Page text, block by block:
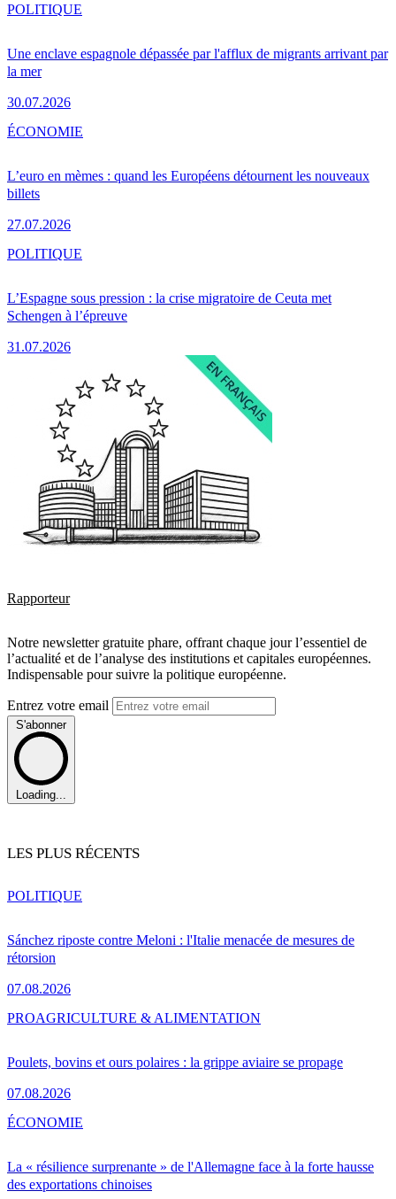
Une enclave espagnole dépassée par l'afflux de migrants arrivant par
la mer
30.07.2026
POLITIQUE
L’euro en mèmes : quand les Européens détournent les nouveaux
billets
27.07.2026
ÉCONOMIE
L’Espagne sous pression : la crise migratoire de Ceuta met
Schengen à l’épreuve
31.07.2026
POLITIQUE
Rapporteur
Notre newsletter gratuite phare, offrant chaque jour l’essentiel de
l’actualité et de l’analyse des institutions et capitales européennes.
Indispensable pour suivre la politique européenne.
Entrez votre email
S'abonner
Loading...
LES PLUS RÉCENTS
Sánchez riposte contre Meloni : l'Italie menacée de mesures de
rétorsion
07.08.2026
POLITIQUE
Poulets, bovins et ours polaires : la grippe aviaire se propage
07.08.2026
PROAGRICULTURE & ALIMENTATION
La « résilience surprenante » de l'Allemagne face à la forte hausse
des exportations chinoises
ÉCONOMIE